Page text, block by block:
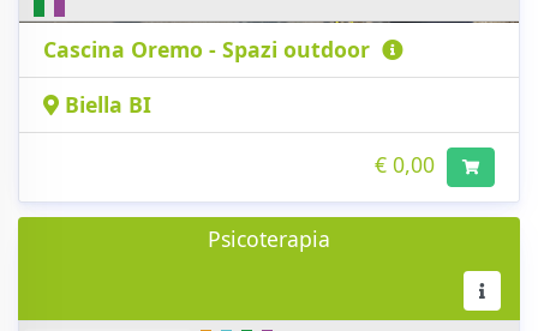
Cascina Oremo - Spazi outdoor
Biella BI
€ 0,00
Psicoterapia